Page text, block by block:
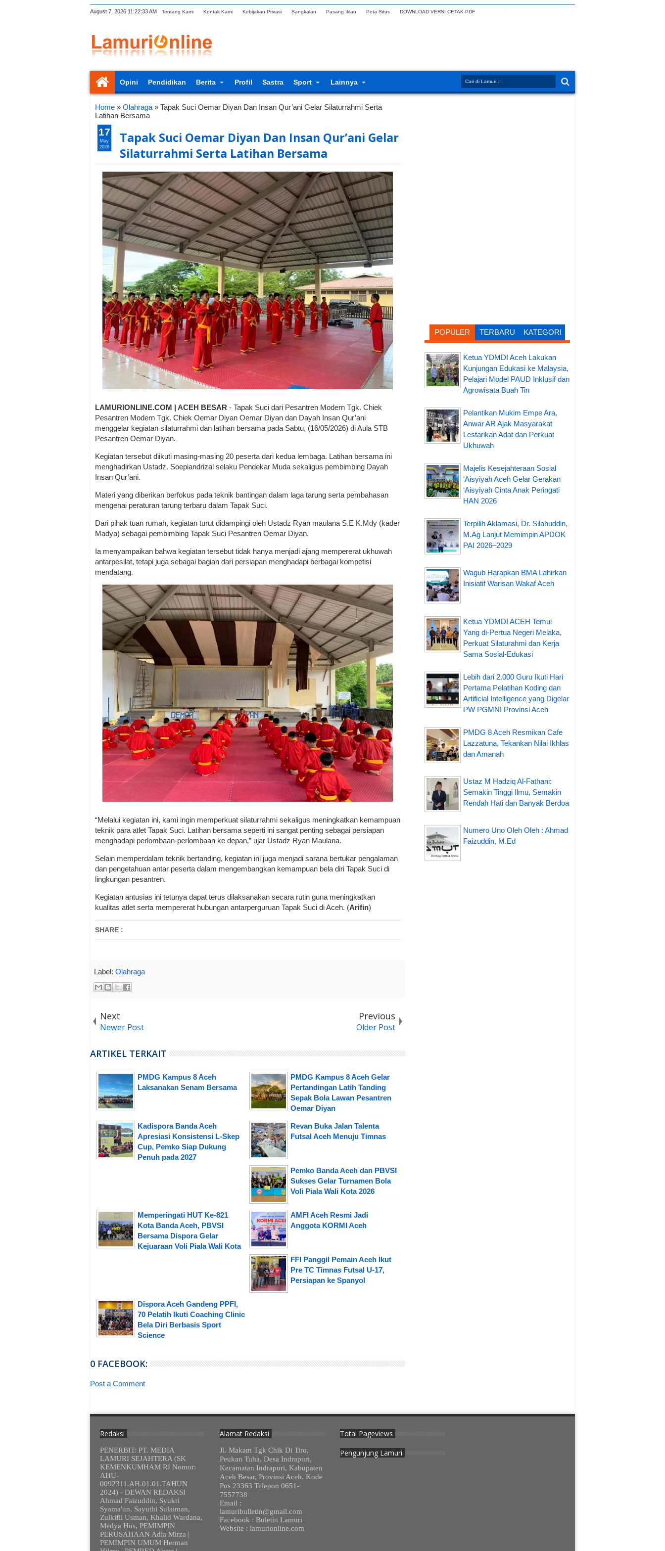
August 7, 2026 11:22:34 AM Tentang Kami Kontak Kami Kebijakan Privasi Sangkalan Pasang Iklan Peta Situs DOWNLOAD VERSI CETAK-PDF
Opini Pendidikan Berita Profil Sastra Sport Lainnya
Home » Olahraga » Tapak Suci Oemar Diyan Dan Insan Qur’ani Gelar Silaturrahmi Serta
Latihan Bersama
Tapak Suci Oemar Diyan Dan Insan Qur’ani Gelar
Silaturrahmi Serta Latihan Bersama
LAMURIONLINE.COM | ACEH BESAR - Tapak Suci dari Pesantren Modern Tgk. Chiek
Pesantren Modern Tgk. Chiek Oemar Diyan Oemar Diyan dan Dayah Insan Qur’ani
menggelar kegiatan silaturrahmi dan latihan bersama pada Sabtu, (16/05/2026) di Aula STB
Pesantren Oemar Diyan.
Kegiatan tersebut diikuti masing-masing 20 peserta dari kedua lembaga. Latihan bersama ini
menghadirkan Ustadz. Soepiandrizal selaku Pendekar Muda sekaligus pembimbing Dayah
Insan Qur’ani.
Materi yang diberikan berfokus pada teknik bantingan dalam laga tarung serta pembahasan
mengenai peraturan tarung terbaru dalam Tapak Suci.
Dari pihak tuan rumah, kegiatan turut didampingi oleh Ustadz Ryan maulana S.E K.Mdy (kader
Madya) sebagai pembimbing Tapak Suci Pesantren Oemar Diyan.
Ia menyampaikan bahwa kegiatan tersebut tidak hanya menjadi ajang mempererat ukhuwah
antarpesilat, tetapi juga sebagai bagian dari persiapan menghadapi berbagai kompetisi
mendatang.
“Melalui kegiatan ini, kami ingin memperkuat silaturrahmi sekaligus meningkatkan kemampuan
teknik para atlet Tapak Suci. Latihan bersama seperti ini sangat penting sebagai persiapan
menghadapi perlombaan-perlombaan ke depan,” ujar Ustadz Ryan Maulana.
Selain memperdalam teknik bertanding, kegiatan ini juga menjadi sarana bertukar pengalaman
dan pengetahuan antar peserta dalam mengembangkan kemampuan bela diri Tapak Suci di
lingkungan pesantren.
Kegiatan antusias ini tetunya dapat terus dilaksanakan secara rutin guna meningkatkan
kualitas atlet serta mempererat hubungan antarperguruan Tapak Suci di Aceh. (Arifin)
SHARE :
17
May
2026
Label: Olahraga
Next
Newer Post
Previous
Older Post
ARTIKEL TERKAIT
PMDG Kampus 8 Aceh
Laksanakan Senam Bersama
PMDG Kampus 8 Aceh Gelar
Pertandingan Latih Tanding
Sepak Bola Lawan Pesantren
Oemar Diyan
Kadispora Banda Aceh
Apresiasi Konsistensi L-Skep
Cup, Pemko Siap Dukung
Penuh pada 2027
Revan Buka Jalan Talenta
Futsal Aceh Menuju Timnas
Pemko Banda Aceh dan PBVSI
Sukses Gelar Turnamen Bola
Voli Piala Wali Kota 2026
Memperingati HUT Ke-821
Kota Banda Aceh, PBVSI
Bersama Dispora Gelar
Kejuaraan Voli Piala Wali Kota
AMFI Aceh Resmi Jadi
Anggota KORMI Aceh
FFI Panggil Pemain Aceh Ikut
Pre TC Timnas Futsal U-17,
Persiapan ke Spanyol
Dispora Aceh Gandeng PPFI,
70 Pelatih Ikuti Coaching Clinic
Bela Diri Berbasis Sport
Science
0 FACEBOOK:
Post a Comment
POPULER TERBARU KATEGORI
Ketua YDMDI Aceh Lakukan
Kunjungan Edukasi ke Malaysia,
Pelajari Model PAUD Inklusif dan
Agrowisata Buah Tin
Pelantikan Mukim Empe Ara,
Anwar AR Ajak Masyarakat
Lestarikan Adat dan Perkuat
Ukhuwah
Majelis Kesejahteraan Sosial
‘Aisyiyah Aceh Gelar Gerakan
‘Aisyiyah Cinta Anak Peringati
HAN 2026
Terpilih Aklamasi, Dr. Silahuddin,
M.Ag Lanjut Memimpin APDOK
PAI 2026–2029
Wagub Harapkan BMA Lahirkan
Inisiatif Warisan Wakaf Aceh
Ketua YDMDI ACEH Temui
Yang di-Pertua Negeri Melaka,
Perkuat Silaturahmi dan Kerja
Sama Sosial-Edukasi
Lebih dari 2.000 Guru Ikuti Hari
Pertama Pelatihan Koding dan
Artificial Intelligence yang Digelar
PW PGMNI Provinsi Aceh
PMDG 8 Aceh Resmikan Cafe
Lazzatuna, Tekankan Nilai Ikhlas
dan Amanah
Ustaz M Hadziq Al-Fathani:
Semakin Tinggi Ilmu, Semakin
Rendah Hati dan Banyak Berdoa
Numero Uno Oleh Oleh : Ahmad
Faizuddin, M.Ed
Redaksi
PENERBIT: PT. MEDIA
LAMURI SEJAHTERA (SK
KEMENKUMHAM RI Nomor:
AHU-
0092311.AH.01.01.TAHUN
2024) - DEWAN REDAKSI
Ahmad Faizuddin, Syukri
Syama'un, Sayuthi Sulaiman,
Zulkifli Usman, Khalid Wardana,
Medya Hus, PEMIMPIN
PERUSAHAAN Adia Mirza |
PEMIMPIN UMUM Herman
Alamat Redaksi
Jl. Makam Tgk Chik Di Tiro,
Peukan Tuha, Desa Indrapuri,
Kecamatan Indrapuri, Kabupaten
Aceh Besar, Provinsi Aceh. Kode
Pos 23363 Telepon 0651-
7557738
Email :
lamuribulletin@gmail.com
Facebook : Buletin Lamuri
Website : lamurionline.com
Total Pageviews
Pengunjung Lamuri